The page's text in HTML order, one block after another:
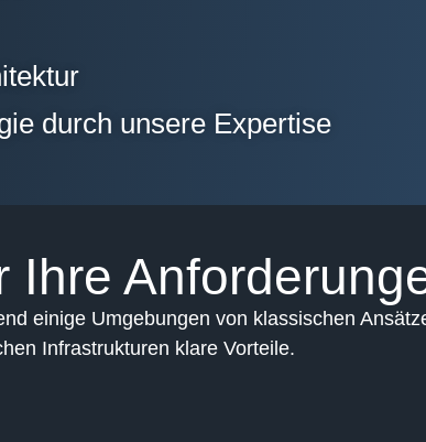
durch unsere Expertise
Ihre
einige Umgebungen von klassischen
Infrastrukturen klare Vorteile.